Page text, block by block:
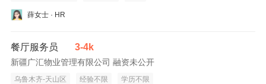
薛女士 · HR
餐厅服务员 3-4k
新疆广汇物业管理有限公司 融资未公开
乌鲁木齐-天山区 经验不限 学历不限